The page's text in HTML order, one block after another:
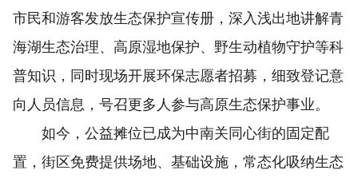
市民和游客发放生态保护宣传册，深入浅出地讲解青
海湖生态治理、高原湿地保护、野生动植物守护等科
普知识，同时现场开展环保志愿者招募，细致登记意
向人员信息，号召更多人参与高原生态保护事业。
如今，公益摊位已成为中南关同心街的固定配
置，街区免费提供场地、基础设施，常态化吸纳生态